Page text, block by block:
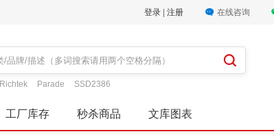
登录 | 注册 在线咨询
Richtek Parade SSD2386
工厂库存 秒杀商品 文库图表